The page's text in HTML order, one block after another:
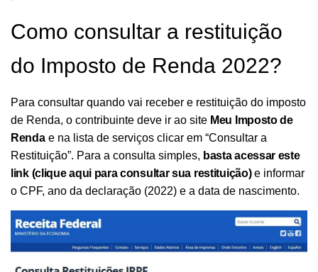
Como consultar a restituição
do Imposto de Renda 2022?
Para consultar quando vai receber e restituição do imposto
de Renda, o contribuinte deve ir ao site Meu Imposto de
Renda e na lista de serviços clicar em“Consultar a
Restituição”. Para a consulta simples, basta acessar este
link (clique aqui para consultar sua restituição) e informar
o CPF, ano da declaração (2022) e a data de nascimento.